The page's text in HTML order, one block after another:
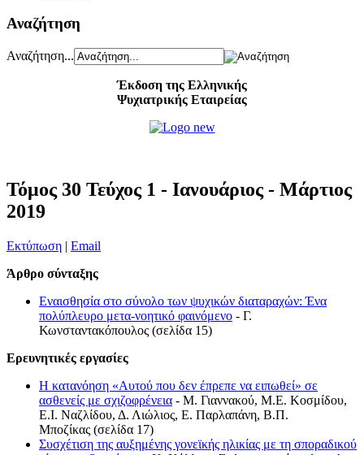
Αναζήτηση
Αναζήτηση...
Έκδοση της Ελληνικής
Ψυχιατρικής Εταιρείας
Τόμος 30 Τεύχος 1 - Ιανουάριος - Μάρτιος
2019
Εκτύπωση | Email
Άρθρο σύνταξης
Εναισθησία στο σύνολο των ψυχικών διαταραχών: Ένα
πολύπλευρο μετα-νοητικό φαινόμενο - Γ.
Κωνσταντακόπουλος (σελίδα 15)
Eρευνητικές εργασίες
Η κατανόηση «Αυτού που δεν έπρεπε να ειπωθεί» σε
ασθενείς με σχιζοφρένεια - Μ. Γιαννακού, Μ.Ε. Κοσμίδου,
Ε.Ι. Ναζλίδου, Δ. Λιώλιος, Ε. Παρλαπάνη, Β.Π.
Μποζίκας (σελίδα 17)
Συσχέτιση της αυξημένης γονεϊκής ηλικίας με τη σποραδικού